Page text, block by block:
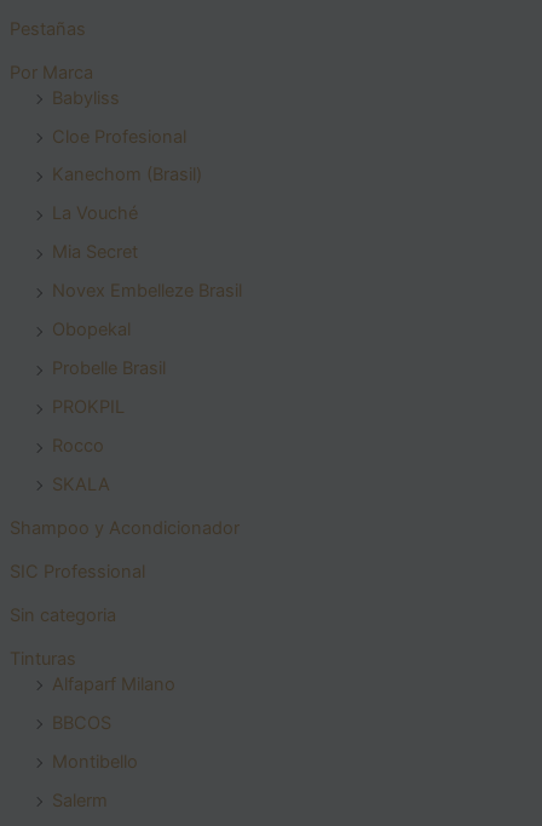
Pestañas
Por Marca
Babyliss
Cloe Profesional
Kanechom (Brasil)
La Vouché
Mia Secret
Novex Embelleze Brasil
Obopekal
Probelle Brasil
PROKPIL
Rocco
SKALA
Shampoo y Acondicionador
SIC Professional
Sin categoria
Tinturas
Alfaparf Milano
BBCOS
Montibello
Salerm